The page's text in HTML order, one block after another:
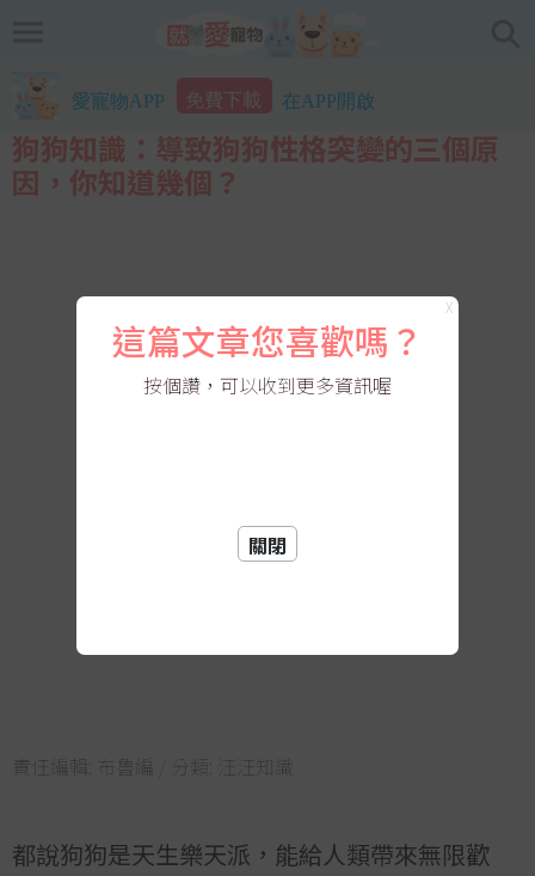
愛寵物APP 免費下載 在APP開啟
狗狗知識：導致狗狗性格突變的三個原
因，你知道幾個？
責任編輯: 布魯編 / 分類: 汪汪知識
都說狗狗是天生樂天派，能給人類帶來無限歡
X
這篇文章您喜歡嗎？
按個讚，可以收到更多資訊喔
關閉